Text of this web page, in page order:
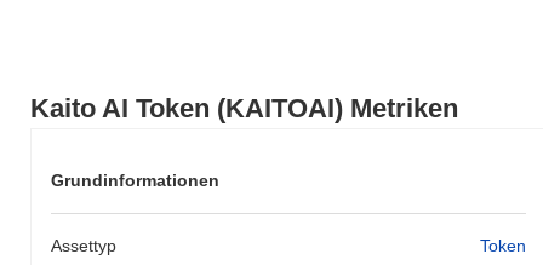
Kaito AI Token (KAITOAI) Metriken
Grundinformationen
Assettyp Token